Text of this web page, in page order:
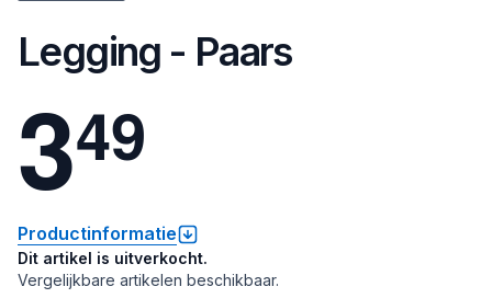
Legging - Paars
349
Productinformatie
Dit artikel is uitverkocht.
Vergelijkbare artikelen beschikbaar.